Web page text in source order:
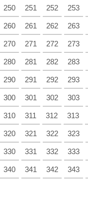
250 251 252 253
260 261 262 263
270 271 272 273
280 281 282 283
290 291 292 293
300 301 302 303
310 311 312 313
320 321 322 323
330 331 332 333
340 341 342 343